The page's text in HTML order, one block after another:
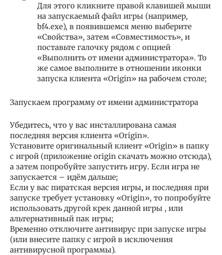
Для этого кликните правой клавишей мыши
на запускаемый файл игры (например,
bf4.exe), в появившемся меню выберите
«Свойства», затем «Совместимость», и
поставьте галочку рядом с опцией
«Выполнить от имени администратора». То
же самое выполните в отношении иконки
запуска клиента «Origin» на рабочем столе;
Запускаем программу от имени администратора
Убедитесь, что у вас инсталлирована самая
последняя версия клиента «Origin».
Установите оригинальный клиент «Origin» в папку
с игрой (приложение origin скачать можно отсюда),
а затем попробуйте запустить игру. Если игра не
запускается – идём дальше;
Если у вас пиратская версия игры, и последняя при
запуске требует установку «Origin», то попробуйте
использовать другой крек данной игры , или
альтернативный пак игры;
Временно отключите антивирус при запуске игры
(или внесите папку с игрой в исключения
антивирусной программы).